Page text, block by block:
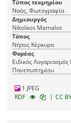
Τύπος τεκμηρίου
Ναός, Φωτογραφία
Δημιουργός
Nikolaos Mamalos
Τόπος
Νήσος Κέρκυρα
Φορέας
Ειδικός
Πανεπιστημίου
1 JPEG
RDF
| CC